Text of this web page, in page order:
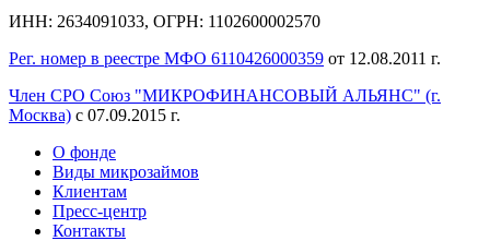
ИНН: 2634091033, ОГРН: 1102600002570
Рег. номер в реестре МФО 6110426000359 от 12.08.2011 г.
Член СРО Союз "МИКРОФИНАНСОВЫЙ АЛЬЯНС" (г.
Москва) с 07.09.2015 г.
О фонде
Виды микрозаймов
Клиентам
Пресс-центр
Контакты